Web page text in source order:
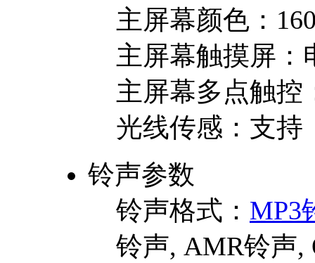
主屏幕颜色：
主屏幕触摸屏：
主屏幕多点触控
光线传感： 支持
铃声参数
铃声格式： MP3
铃声, AMR铃声,